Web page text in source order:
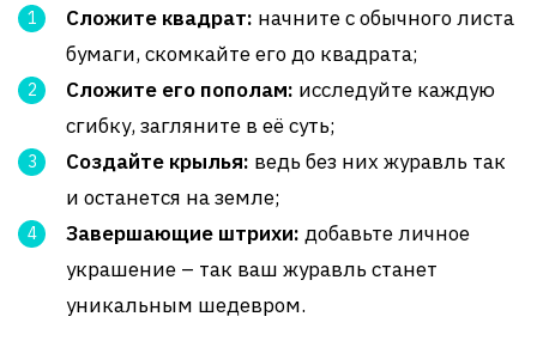
Сложите квадрат: начните с обычного листа
бумаги, скомкайте его до квадрата;
Сложите его пополам: исследуйте каждую
сгибку, загляните в её суть;
Создайте крылья: ведь без них журавль так
и останется на земле;
Завершающие штрихи: добавьте личное
украшение – так ваш журавль станет
уникальным шедевром.